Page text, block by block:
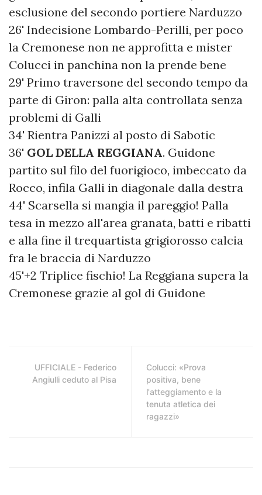
esclusione del secondo portiere Narduzzo
26' Indecisione Lombardo-Perilli, per poco
la Cremonese non ne approfitta e mister
Colucci in panchina non la prende bene
29' Primo traversone del secondo tempo da
parte di Giron: palla alta controllata senza
problemi di Galli
34' Rientra Panizzi al posto di Sabotic
36' GOL DELLA REGGIANA. Guidone
partito sul filo del fuorigioco, imbeccato da
Rocco, infila Galli in diagonale dalla destra
44' Scarsella si mangia il pareggio! Palla
tesa in mezzo all'area granata, batti e ribatti
e alla fine il trequartista grigiorosso calcia
fra le braccia di Narduzzo
45'+2 Triplice fischio! La Reggiana supera la
Cremonese grazie al gol di Guidone
UFFICIALE - Federico
Angiulli ceduto al Pisa
Colucci: «Prova
positiva, bene
l'atteggiamento e la
tenuta atletica dei
ragazzi»